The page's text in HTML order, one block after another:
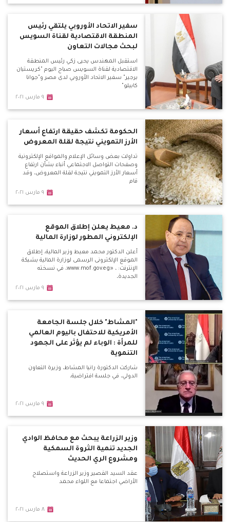
سفير الاتحاد الأوروبي يلتقي رئيس
المنطقة الاقتصادية لقناة السويس
لبحث مجالات التعاون
استقبل المهندس يحيى زكي رئيس المنطقة
الاقتصادية لقناة السويس صباح اليوم "كريستيان
برجير" سفير الاتحاد الأوروبي لدى مصر و"جوانا
كابيلو"
٩ مارس ٢٠٢١
الحكومة تكشف حقيقة ارتفاع أسعار
الأرز التمويني نتيجة لقلة المعروض
تداولت بعض وسائل الإعلام والمواقع الإلكترونية
وصفحات التواصل الاجتماعي أنباء بشأن ارتفاع
أسعار الأرز التمويني نتيجة لقلة المعروض، وقد
قام
٩ مارس ٢٠٢١
د. معيط يعلن إطلاق الموقع
الإلكتروني المطور لوزارة المالية
أعلن الدكتور محمد معيط وزير المالية، إطلاق
الموقع الإلكترونى الرسمى لوزارة المالية بشبكة
الإنترنت: ، «www.mof.gov.eg، في نسخته
الجديدة،
٩ مارس ٢٠٢١
"المشاط" خلال جلسة الجامعة
الأمريكية للاحتفال باليوم العالمي
للمرأة : الوباء لم يؤثر على الجهود
التنموية
شاركت الدكتورة رانيا المشاط، وزيرة التعاون
الدولي، في جلسة افتراضية،
٩ مارس ٢٠٢١
وزير الزراعة يبحث مع محافظ الوادي
الجديد تنمية الثروة السمكية
ومشروع الري الحديث
عقد السيد القصير وزير الزراعة واستصلاح
الأراضي اجتماعا مع اللواء محمد
٨ مارس ٢٠٢١